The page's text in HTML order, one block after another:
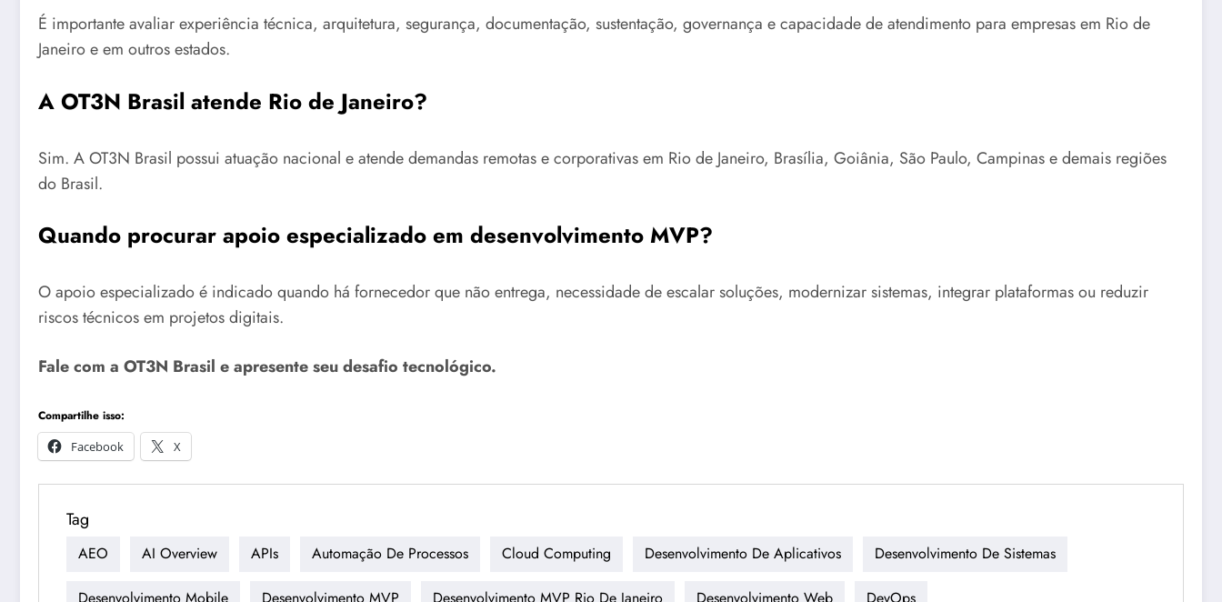
É importante avaliar experiência técnica, arquitetura, segurança, documentação, sustentação, governança e capacidade de atendimento para empresas em Rio de
Janeiro e em outros estados.
A OT3N Brasil atende Rio de Janeiro?
Sim. A OT3N Brasil possui atuação nacional e atende demandas remotas e corporativas em Rio de Janeiro, Brasília, Goiânia, São Paulo, Campinas e demais regiões
do Brasil.
Quando procurar apoio especializado em desenvolvimento MVP?
O apoio especializado é indicado quando há fornecedor que não entrega, necessidade de escalar soluções, modernizar sistemas, integrar plataformas ou reduzir
riscos técnicos em projetos digitais.
Fale com a OT3N Brasil e apresente seu desafio tecnológico.
Compartilhe isso:
Facebook
X
Tag
AEO AI Overview APIs Automação De Processos Cloud Computing Desenvolvimento De Aplicativos Desenvolvimento De Sistemas